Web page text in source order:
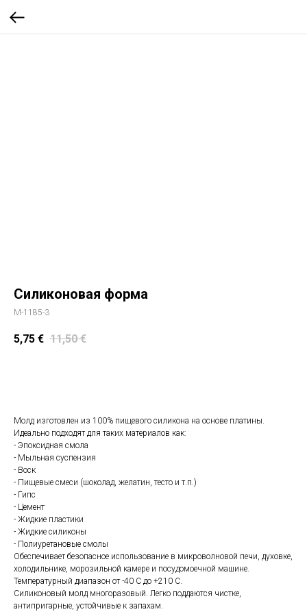
Силиконовая форма
M-1185-3
5,75 € 11,50 €
Молд изготовлен из 100% пищевого силикона на основе платины.
Идеально подходят для таких материалов как:
- Эпоксидная смола
- Мыльная суспензия
- Воск
- Пищевые смеси (шоколад, желатин, тесто и т.п.)
- Гипс
- Цемент
- Жидкие пластики
- Жидкие силиконы
- Полиуретановые смолы
Обеспечивает безопасное использование в микроволновой печи, духовке,
холодильнике, морозильной камере и посудомоечной машине.
Температурный диапазон от -40 С до +210 С.
Силиконовый молд многоразовый. Легко поддаются чистке,
антипригарные, устойчивые к запахам.